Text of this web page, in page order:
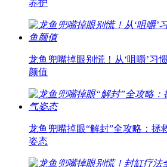
养护
龙鱼兜嘴掉眼别慌！从‘咀嚼’习
颜值
龙鱼兜嘴掉眼“解封”全攻略：拯
姿态